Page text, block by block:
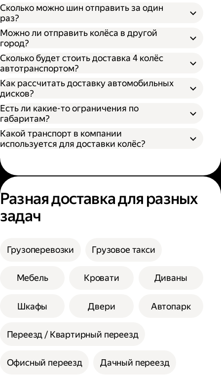
Сколько можно шин отправить за один
раз?
Можно ли отправить колёса в другой
город?
Открыть приложение Яндекс Go или
сайт
Выбрать подходящий тариф;
Ввести данные в поля «Откуда» и «Куда»;
Ввести контакты получателя и
отправителя;
Подтвердить заказ.
Сколько будет стоить доставка 4 колёс
автотранспортом?
Как рассчитать доставку автомобильных
дисков?
В приложении Яндекс Go;
На сайте Яндекс Доставки.
Выберите тариф;
Введите необходимую информацию;
Укажите, нужны ли дополнительные
Выберите способ оплаты.
Есть ли какие-то ограничения по
габаритам?
Диаметр не более 200 см, если выбрана
Высота не более 100 см.
см при выборе помощи одного грузчика, а
допустимая сумма сторон 300 см, а вес
Какой транспорт в компании
используется для доставки колёс?
Разная доставка для разных
задач
Грузоперевозки Грузовое такси
Мебель Кровати Диваны
Шкафы Двери Автопарк
Переезд / Квартирный переезд
Офисный переезд Дачный переезд